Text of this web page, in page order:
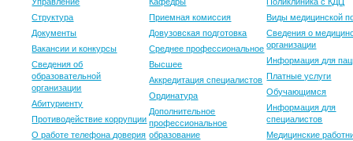
Структура
Документы
Вакансии и конкурсы
Сведения об
образовательной
организации
Абитуриенту
Противодействие коррупции
О работе телефона доверия
Приемная комиссия
Довузовская подготовка
Среднее профессиональное
Высшее
Аккредитация специалистов
Ординатура
Дополнительное
профессиональное
образование
Виды медицинской
Сведения о
организации
Информация для
Платные услуги
Обучающимся
Информация для
специалистов
Медицинские